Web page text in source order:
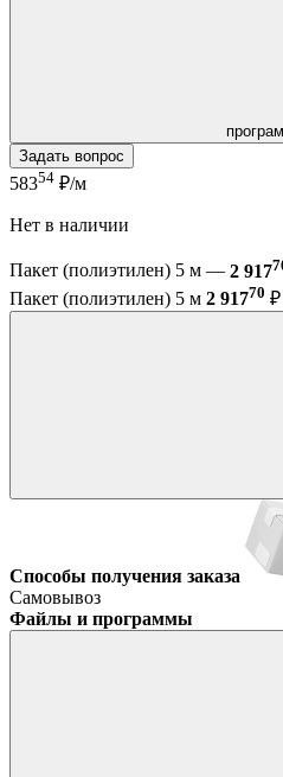
Задать вопрос
58354 ₽/м
Нет в наличии
Пакет (полиэтилен) 5 м — 2 917
Пакет (полиэтилен) 5 м 2 91770 ₽
Способы получения заказа
Самовывоз
Файлы и программы